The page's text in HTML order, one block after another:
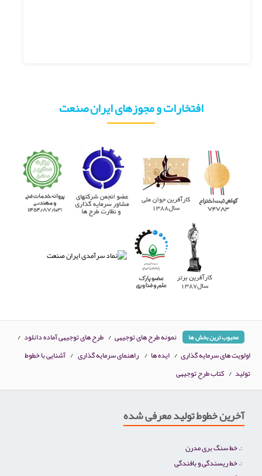
افتخارات و مجوزهای ایران صنعت
محبوب ترین بخش ها نمونه طرح های توجیهی / طرح های توجیهی آماده دانلود /
اولویت های سرمایه گذاری / ایده ها / راهنمای سرمایه گذاری / آشنایی با خطوط
تولید / کتاب طرح توجیهی
آخرین خطوط تولید معرفی شده
خط سنگ بری مدرن
خط ریسندگی و بافندگی